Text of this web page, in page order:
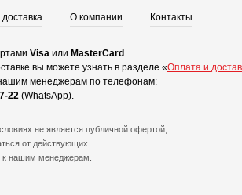
О компании Контакты
Visa или MasterCard .
вы можете узнать в разделе «Оплата и
менеджерам по телефонам:
22 (WhatsApp).
не является публичной офертой,
от действующих.
к нашим менеджерам.